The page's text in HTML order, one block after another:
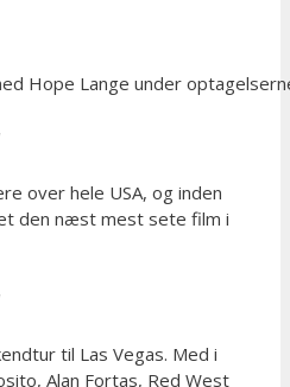
Hope Lange under
over hele USA, og inden
den næst mest sete film i
til Las Vegas. Med i
Alan Fortas, Red West